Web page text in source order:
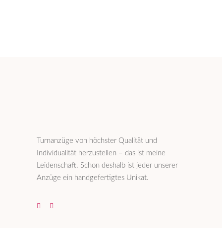
Turnanzüge von höchster Qualität und
Individualität herzustellen – das ist meine
Leidenschaft. Schon deshalb ist jeder unserer
Anzüge ein handgefertigtes Unikat.